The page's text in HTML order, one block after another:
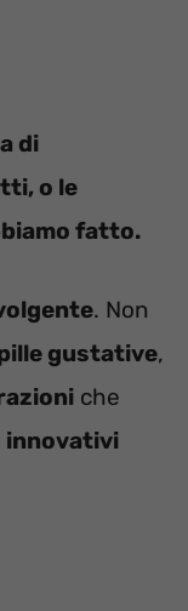
di
o le
fatto.
. Non
gustative,
che
innovativi